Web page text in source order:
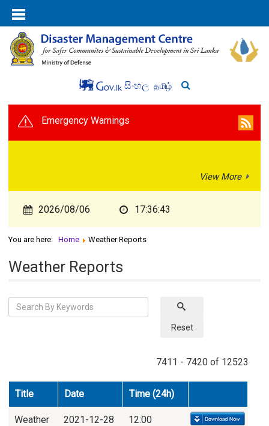
සිංහල தமிழ்
Emergency Warnings
View More
2026/08/06 17:36:43
You are here: Home Weather Reports
Weather Reports
Reset
7411 - 7420 of 12523
Title Date Time (24h)
Weather
2021-12-28 12:00